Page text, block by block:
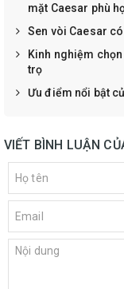
mặt Caesar phù
Sen vòi Caesar
Kinh nghiệm
trọ
Ưu điểm nổi bật
VIẾT BÌNH LUẬN